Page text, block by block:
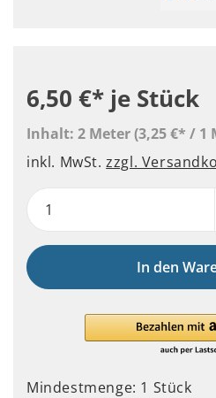
6,50 €* je Stück
Inhalt: 2 Meter(3,25 €* / 1
inkl. MwSt.zzgl.
In den
Mindestmenge: 1 Stück